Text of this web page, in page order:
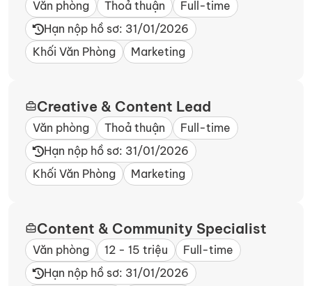
Văn phòng Thoả thuận
Full-time
Hạn nộp hồ sơ: 31/01/2026
Khối Văn Phòng
Marketing
Creative & Content Lead
Văn phòng Thoả thuận
Full-time
Hạn nộp hồ sơ: 31/01/2026
Khối Văn Phòng
Marketing
Content & Community Specialist
Văn phòng 12 - 15 triệu
Full-time
Hạn nộp hồ sơ: 31/01/2026